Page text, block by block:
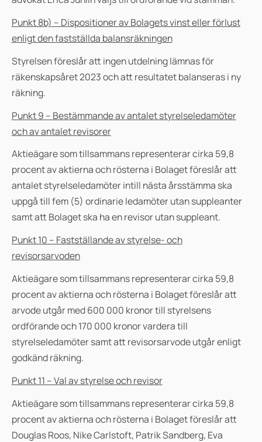
Punkt 8b) – Dispositioner av Bolagets vinst eller förlust
enligt den fastställda balansräkningen
Styrelsen föreslår att ingen utdelning lämnas för
räkenskapsåret 2023 och att resultatet balanseras i ny
räkning.
Punkt 9 – Bestämmande av antalet styrelseledamöter
och av antalet revisorer
Aktieägare som tillsammans representerar cirka 59,8
procent av aktierna och rösterna i Bolaget föreslår att
antalet styrelseledamöter intill nästa årsstämma ska
uppgå till fem (5) ordinarie ledamöter utan suppleanter
samt att Bolaget ska ha en revisor utan suppleant.
Punkt 10 – Fastställande av styrelse- och
revisorsarvoden
Aktieägare som tillsammans representerar cirka 59,8
procent av aktierna och rösterna i Bolaget föreslår att
arvode utgår med 600 000 kronor till styrelsens
ordförande och 170 000 kronor vardera till
styrelseledamöter samt att revisorsarvode utgår enligt
godkänd räkning.
Punkt 11 – Val av styrelse och revisor
Aktieägare som tillsammans representerar cirka 59,8
procent av aktierna och rösterna i Bolaget föreslår att
Douglas Roos, Nike Carlstoft, Patrik Sandberg, Eva